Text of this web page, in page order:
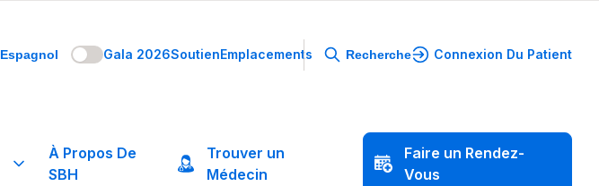
Espagnol Gala 2026SoutienEmplacements Recherche Connexion Du Patient
À Propos De
SBH
Trouver un
Médecin
Faire un Rendez-
Vous